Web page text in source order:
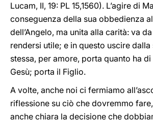
Lucam, II, 19: PL 15,1560). L’agire di
conseguenza della sua obbedienza
dell’Angelo, ma unita alla carità: va
rendersi utile; e in questo uscire dalla
stessa, per amore, porta quanto ha
Gesù; porta il Figlio.
A volte, anche noi ci fermiamo
riflessione su ciò che dovremmo
anche chiara la decisione che